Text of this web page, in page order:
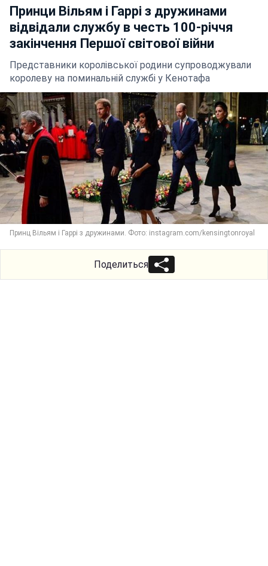
Принци Вільям і Гаррі з дружинами
відвідали службу в честь 100-річчя
закінчення Першої світової війни
Представники королівської родини супроводжували
королеву на поминальній службі у Кенотафа
Принц Вільям і Гаррі з дружинами. Фото: instagram.com/kensingtonroyal
Поделиться